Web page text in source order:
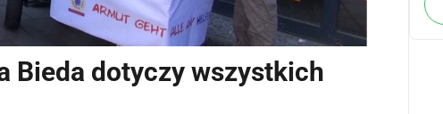
Bieda dotyczy wszystkich